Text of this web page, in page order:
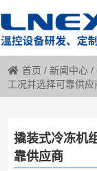
首页 /新闻中心 /
工况并选择可靠供应
撬装式冷冻机
靠供应商